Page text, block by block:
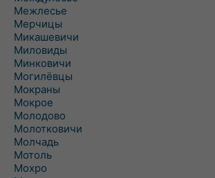
Межлесье
Мерчицы
Микашевичи
Миловиды
Минковичи
Могилёвцы
Мокраны
Мокрое
Молодово
Молотковичи
Молчадь
Мотоль
Мохро